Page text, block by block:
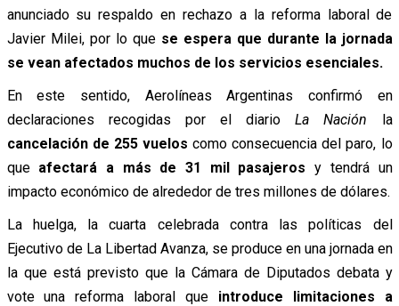
anunciado su respaldo en rechazo a la reforma laboral de
Javier Milei, por lo quese espera que durante la jornada
se vean afectados muchos de los servicios esenciales.
En este sentido, Aerolíneas Argentinas confirmó en
declaraciones recogidas por el diarioLa Nación la
cancelación de 255 vuelos como consecuencia del paro, lo
queafectará a más de 31 mil pasajeros y tendrá un
impacto económico de alrededor de tres millones de dólares.
La huelga, la cuarta celebrada contra las políticas del
Ejecutivo de La Libertad Avanza, se produce en una jornada en
la que está previsto que la Cámara de Diputados debata y
vote una reforma laboral queintroduce limitaciones a